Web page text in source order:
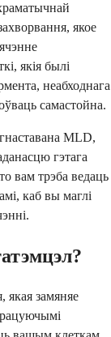
якое
якія былі
неабходнага
самастойна.
MLD,
гэтага
вам трэба ведаць
каб вы маглі
якая замяняе